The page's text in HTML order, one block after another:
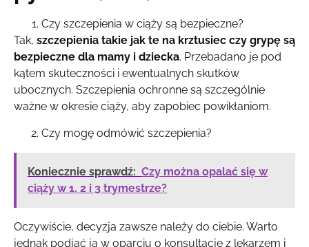
Czy szczepienia w ciąży są bezpieczne?
Tak, szczepienia takie jak te na krztusiec czy grypę są
bezpieczne dla mamy i dziecka. Przebadano je pod
kątem skuteczności i ewentualnych skutków
ubocznych. Szczepienia ochronne są szczególnie
ważne w okresie ciąży, aby zapobiec powikłaniom.
Czy mogę odmówić szczepienia?
Koniecznie sprawdź: Czy można opalać się w
ciąży w 1, 2 i 3 trymestrze?
Oczywiście, decyzja zawsze należy do ciebie. Warto
jednak podjąć ją w oparciu o konsultację z lekarzem i